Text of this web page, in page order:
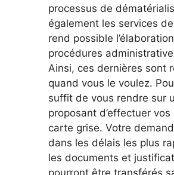
processus de
également les services de
rend possible
procédures
Ainsi, ces dernières sont
quand vous le voulez.
suffit de vous rendre sur
proposant d’effectuer
carte grise. Votre
dans les délais les plus
les documents et
pourront être transférés